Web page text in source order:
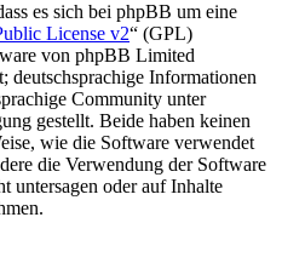
es sich bei phpBB um eine
License v2“ (GPL)
von phpBB Limited
deutschsprachige Informationen
Community unter
gestellt. Beide haben keinen
wie die Software verwendet
die Verwendung der Software
untersagen oder auf Inhalte